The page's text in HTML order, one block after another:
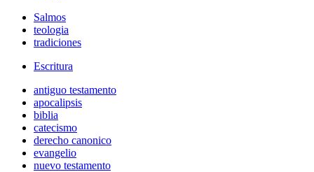
Salmos
teologia
tradiciones
Escritura
antiguo testamento
apocalipsis
biblia
catecismo
derecho canonico
evangelio
nuevo testamento